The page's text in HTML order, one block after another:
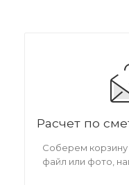
Расчет по
Соберем корзину
файл или фото,